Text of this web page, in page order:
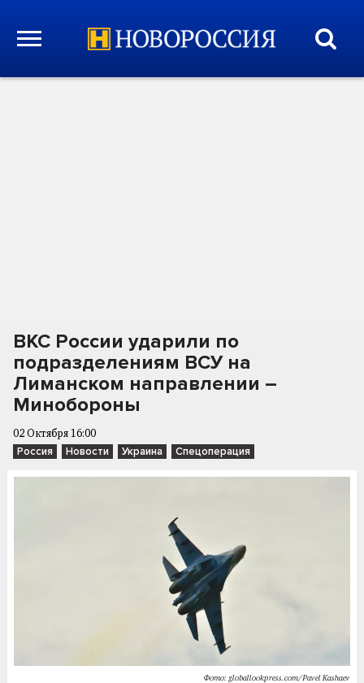
ВКС России ударили по
подразделениям ВСУ на
Лиманском направлении –
Минобороны
02 Октября 16:00
Россия Новости Украина Спецоперация
Фото: globallookpress.com/Pavel Kashaev